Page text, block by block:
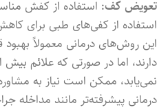
تعویض کف: استفاده از کفش
استفاده از کفی‌های طبی برای
این روش‌های درمانی معمولاً بهبود
نمی‌یابد، ممکن است نیاز به
درمانی پیشرفته‌تر مانند مداخله